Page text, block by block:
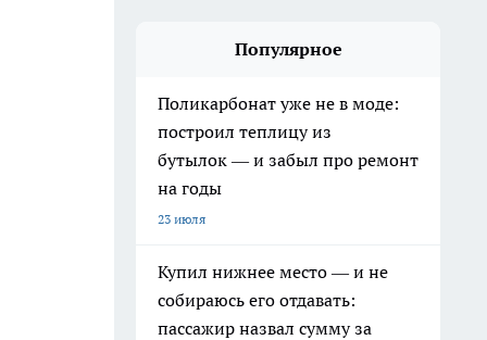
Популярное
Поликарбонат уже не в моде:
построил теплицу из
бутылок — и забыл про ремонт
на годы
23 июля
Купил нижнее место — и не
собираюсь его отдавать:
пассажир назвал сумму за